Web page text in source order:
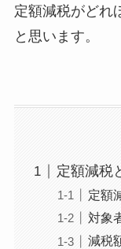
定額減税がどれ
と思います。
定額減税
定額
対象
減税